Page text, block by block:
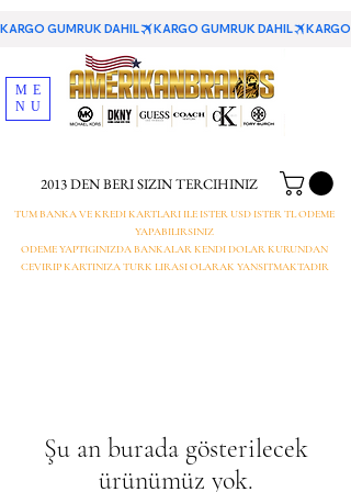
KARGO GUMRUK DAHIL
2013 DEN BERI SIZIN TERCIHINIZ
TUM BANKA VE KREDI KARTLARI ILE ISTER USD ISTER TL ODEME
YAPABILIRSINIZ
ODEME YAPTIGINIZDA BANKALAR KENDI DOLAR KURUNDAN
CEVIRIP KARTINIZA TURK LIRASI OLARAK YANSITMAKTADIR
ME
NU
Şu an burada gösterilecek
ürünümüz yok.